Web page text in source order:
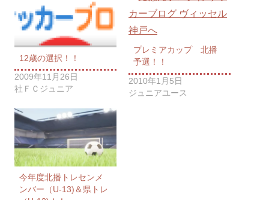
12歳の選択！！
2009年11月26日
社ＦＣジュニア
プレミアカップ 北播
予選！！
2010年1月5日
ジュニアユース
今年度北播トレセンメ
ンバー（U-13)＆県トレ